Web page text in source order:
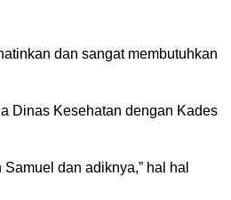
dan sangat membutuhkan
Dinas Kesehatan dengan Kades
dan adiknya,” hal hal